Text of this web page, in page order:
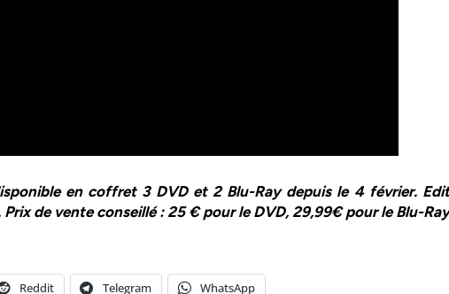
en coffret 3 DVD et 2 Blu-Ray depuis le 4 février.
de vente conseillé : 25 € pour le DVD, 29,99€ pour le Blu-
Reddit Telegram WhatsApp